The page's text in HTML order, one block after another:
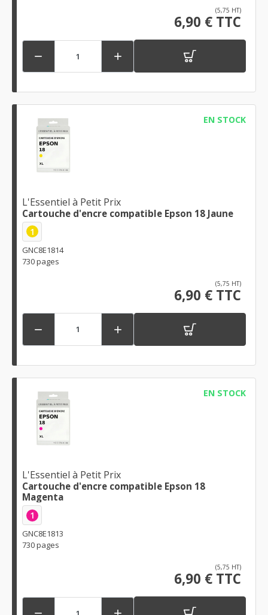
(5,75 HT)
6,90 € TTC
 
EN STOCK
L'Essentiel à Petit Prix
Cartouche d'encre compatible Epson 18 Jaune
1
GNC8E1814
730 pages
(5,75 HT)
6,90 € TTC
 
EN STOCK
L'Essentiel à Petit Prix
Cartouche d'encre compatible Epson 18
Magenta
1
GNC8E1813
730 pages
(5,75 HT)
6,90 € TTC